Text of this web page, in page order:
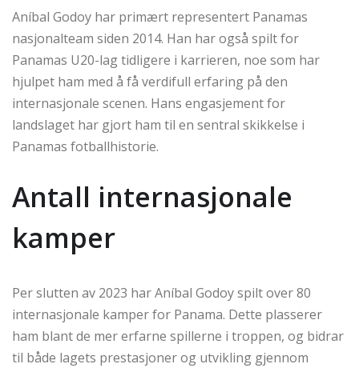
Aníbal Godoy har primært representert Panamas
nasjonalteam siden 2014. Han har også spilt for
Panamas U20-lag tidligere i karrieren, noe som har
hjulpet ham med å få verdifull erfaring på den
internasjonale scenen. Hans engasjement for
landslaget har gjort ham til en sentral skikkelse i
Panamas fotballhistorie.
Antall internasjonale
kamper
Per slutten av 2023 har Aníbal Godoy spilt over 80
internasjonale kamper for Panama. Dette plasserer
ham blant de mer erfarne spillerne i troppen, og bidrar
til både lagets prestasjoner og utvikling gjennom